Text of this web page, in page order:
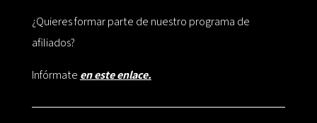
¿Quieres formar parte de nuestro programa de
afiliados?
Infórmate en este enlace.